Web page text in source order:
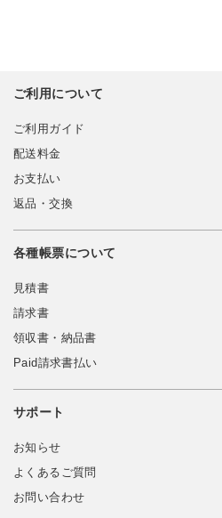
ご利用について
ご利用ガイド
配送料金
お支払い
返品・交換
各種帳票について
見積書
請求書
領収書・納品書
Paid請求書払い
サポート
お知らせ
よくあるご質問
お問い合わせ